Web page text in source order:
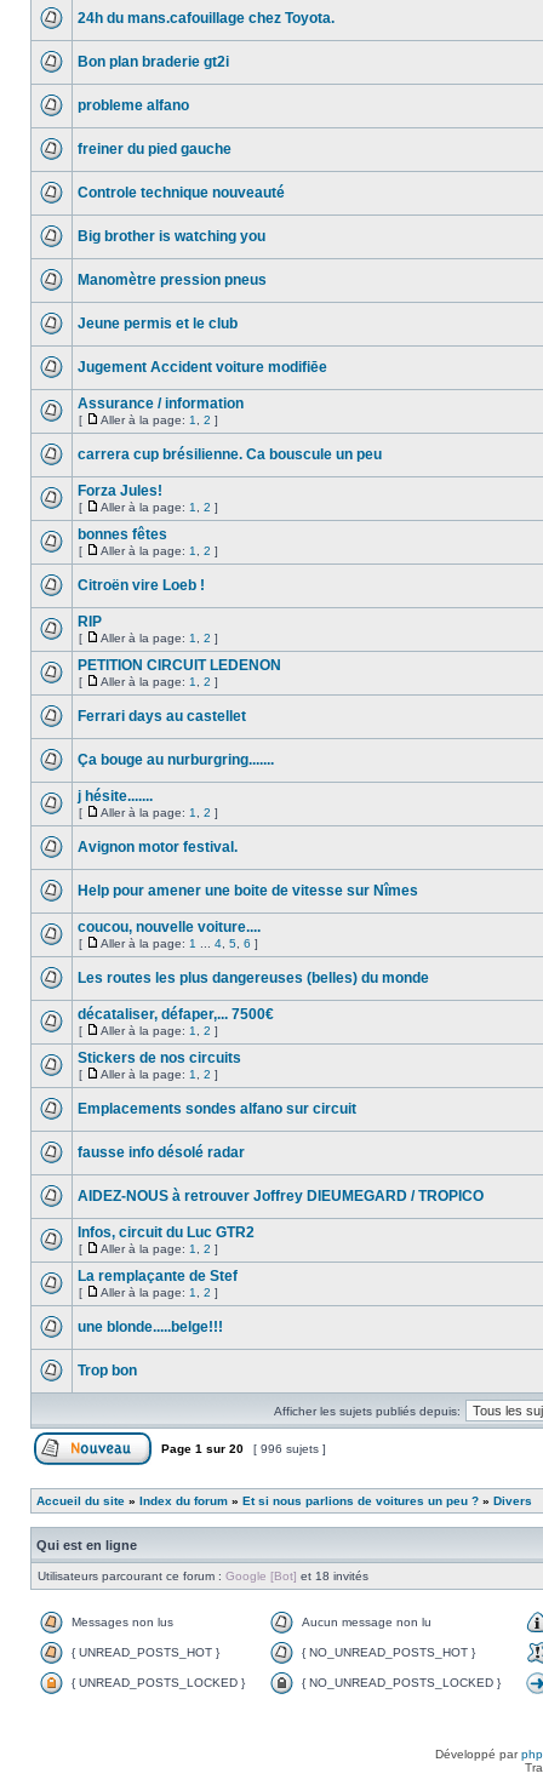
24h du mans.cafouillage chez Toyota.
Bon plan braderie gt2i
probleme alfano
freiner du pied gauche
Controle technique nouveauté
Big brother is watching you
Manomètre pression pneus
Jeune permis et le club
Jugement Accident voiture modifiēe
Assurance / information
[ Aller à la page: 1 2 ]
carrera cup brésilienne. Ca bouscule un peu
Forza Jules!
[ Aller à la page: 1 2 ]
bonnes fêtes
[ Aller à la page: 1 2 ]
Citroën vire Loeb !
RIP
[ Aller à la page: 1 2 ]
PETITION CIRCUIT LEDENON
[ Aller à la page: 1 2 ]
Ferrari days au castellet
Ça bouge au nurburgring.......
j hésite.......
[ Aller à la page: 1 2 ]
Avignon motor festival.
Help pour amener une boite de vitesse sur Nîmes
coucou, nouvelle voiture....
[ Aller à la page: 1 4 5 6 ]
Les routes les plus dangereuses (belles) du monde
décataliser, défaper,... 7500€
[ Aller à la page: 1 2 ]
Stickers de nos circuits
[ Aller à la page: 1 2 ]
Emplacements sondes alfano sur circuit
fausse info désolé radar
AIDEZ-NOUS à retrouver Joffrey DIEUMEGARD / TROPICO
Infos, circuit du Luc GTR2
[ Aller à la page: 1 2 ]
La remplaçante de Stef
[ Aller à la page: 1 2 ]
une blonde.....belge!!!
Trop bon
Afficher les sujets publiés depuis:
Page 1 sur 20 [ 996 sujets ]
Accueil du site » Index du forum » Et si nous parlions de voitures un peu ? » Divers
Qui est en ligne
Utilisateurs parcourant ce forum : Google [Bot] et 18 invités
Messages non lus Aucun message non lu
{ UNREAD_POSTS_HOT } { NO_UNREAD_POSTS_HOT }
{ UNREAD_POSTS_LOCKED } { NO_UNREAD_POSTS_LOCKED }
Développé par